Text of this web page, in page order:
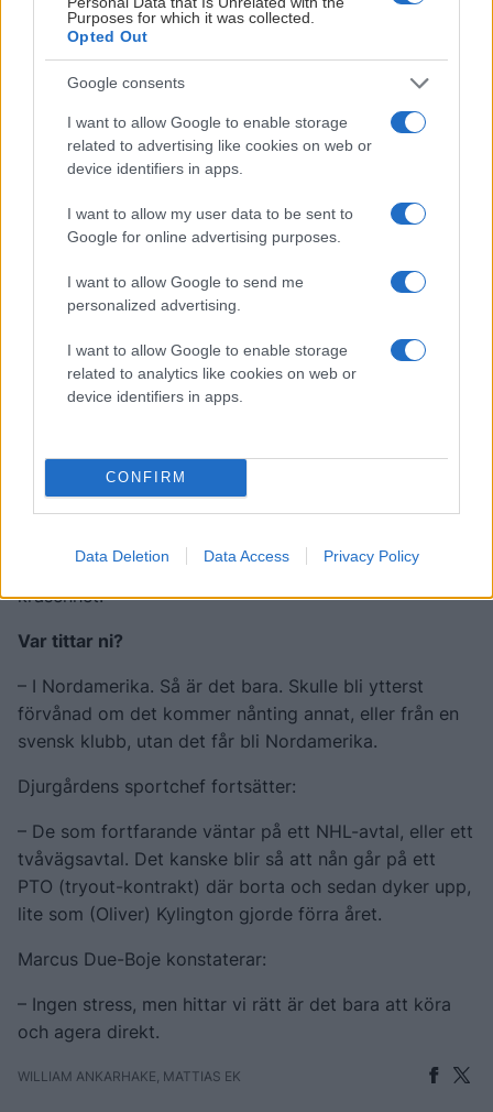
Purposes for which it was collected.
Opted Out
Google consents
I want to allow Google to enable storage
related to advertising like cookies on web or
device identifiers in apps.
I want to allow my user data to be sent to
Google for online advertising purposes.
I want to allow Google to send me
personalized advertising.
I want to allow Google to enable storage
related to analytics like cookies on web or
device identifiers in apps.
CONFIRM
Data Deletion Data Access Privacy Policy
Sportchefen Marcus Due-Boje understryker att han
tycker att den befintliga forwardsbesättningen, som
består av 13 man, är både spetsig och bred. Marcus
Krüger
siktar på att göra comeback
och börjar på
torsdagen att träna i Djurgårdens rehabgrupp, där
backen Lucas Carlsson och forwarden Charles Hudon
till SHL-truppen. Då skulle Djurgården ha 14 forwards.
– En topp sex-forward. Vi pratar ändå om ett kollektiv
så det ska bli spännande att se hur de (tränarna)
formar allting som det är. Jag tycker att vi kan kalla
det för en riktigt bra forward, säger Marcus Due-Boje.
– Ja, forwards är ändå den marknad där det
fortfarande finns nåt namn kvar. Just en vinge skulle
beror lite på vad vi tycker och känner. Vi behåller vår
kräsenhet.
Var tittar ni?
– I Nordamerika. Så är det bara. Skulle bli ytterst
förvånad om det kommer nånting annat, eller från en
svensk klubb, utan det får bli Nordamerika.
Djurgårdens sportchef fortsätter:
– De som fortfarande väntar på ett NHL-avtal, eller ett
tvåvägsavtal. Det kanske blir så att nån går på ett
PTO (tryout-kontrakt) där borta och sedan dyker upp,
lite som (Oliver) Kylington gjorde förra året.
Marcus Due-Boje konstaterar:
– Ingen stress, men hittar vi rätt är det bara att köra
och agera direkt.
WILLIAM ANKARHAKE, MATTIAS EK